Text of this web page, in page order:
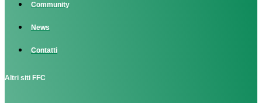
Community
News
Contatti
Altri siti FFC